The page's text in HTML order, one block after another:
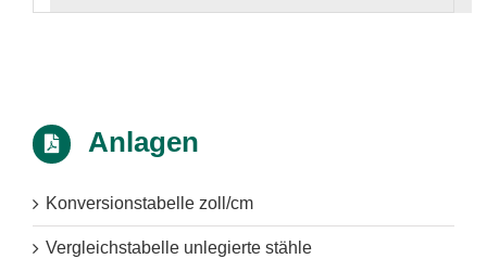
Anlagen
Konversionstabelle zoll/cm
Vergleichstabelle unlegierte stähle